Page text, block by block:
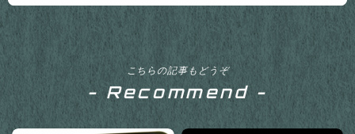
こちらの記事もどうぞ
- Recommend -